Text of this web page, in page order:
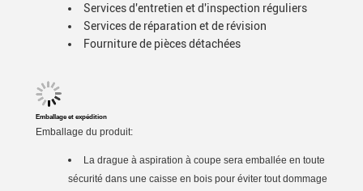
Services d'entretien et d'inspection réguliers
Services de réparation et de révision
Fourniture de pièces détachées
Emballage et expédition
Emballage du produit:
La drague à aspiration à coupe sera emballée en toute
sécurité dans une caisse en bois pour éviter tout dommage